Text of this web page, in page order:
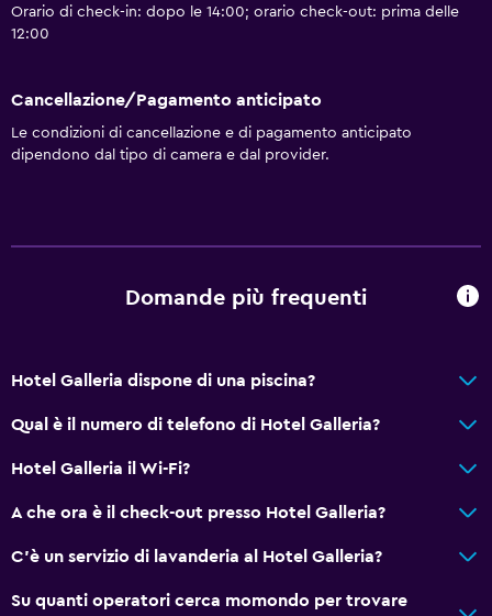
Orario di check-in: dopo le 14:00; orario check-out: prima delle
12:00
Cancellazione/Pagamento anticipato
Le condizioni di cancellazione e di pagamento anticipato
dipendono dal tipo di camera e dal provider.
Domande più frequenti
Hotel Galleria dispone di una piscina?
Qual è il numero di telefono di Hotel Galleria?
Hotel Galleria il Wi-Fi?
A che ora è il check-out presso Hotel Galleria?
C'è un servizio di lavanderia al Hotel Galleria?
Su quanti operatori cerca momondo per trovare